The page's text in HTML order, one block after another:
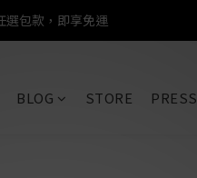
選包款，即享免運
選包款，即享免運
選包款，即享免運
BLOG STORE PRESS